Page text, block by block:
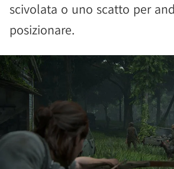
scivolata o uno scatto per
posizionare.